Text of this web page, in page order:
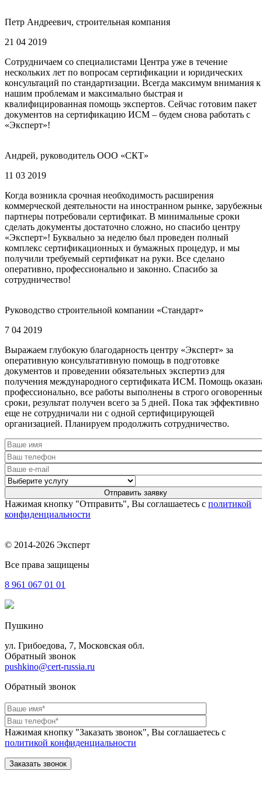
Петр Андреевич, строительная компания
21 04 2019
Сотрудничаем со специалистами Центра уже в течение
нескольких лет по вопросам сертификации и юридических
консультаций по стандартизации. Всегда максимум внимания к
нашим проблемам и максимально быстрая и
квалифицированная помощь экспертов. Сейчас готовим пакет
документов на сертификацию ИСМ – будем снова работать с
«Эксперт»!
Андрей, руководитель ООО «СКТ»
11 03 2019
Когда возникла срочная необходимость расширения
коммерческой деятельности на иностранном рынке,
партнеры потребовали сертификат. В минимальные сроки
сделать документы достаточно сложно, но спасибо центру
«Эксперт»! Буквально за неделю был проведен полный
комплекс сертификационных и бумажных процедур, и мы
получили требуемый сертификат на руки. Все сделано
оперативно, профессионально и законно. Спасибо за
сотрудничество!
Руководство строительной компании «Стандарт»
7 04 2019
Выражаем глубокую благодарность центру «Эксперт» за
оперативную консультативную помощь в подготовке
документов и проведении обязательных экспертиз для
получения международного сертификата ИСМ. Помощь
профессионально, все работы выполнены в строго
сроки, результат получен всего за 5 дней. Пока так эффективно
еще не сотрудничали ни с одной сертифицирующей
организацией. Планируем продолжить сотрудничество.
Нажимая кнопку "Отправить", Вы соглашаетесь с политикой
конфиденциальности
© 2014-2026 Эксперт
Все права защищены
8 961 067 01 01
Пушкино
ул. Грибоедова, 7, Московская обл.
Обратный звонок
pushkino@cert-russia.ru
Обратный звонок
Нажимая кнопку "Заказать звонок", Вы соглашаетесь с
политикой конфиденциальности